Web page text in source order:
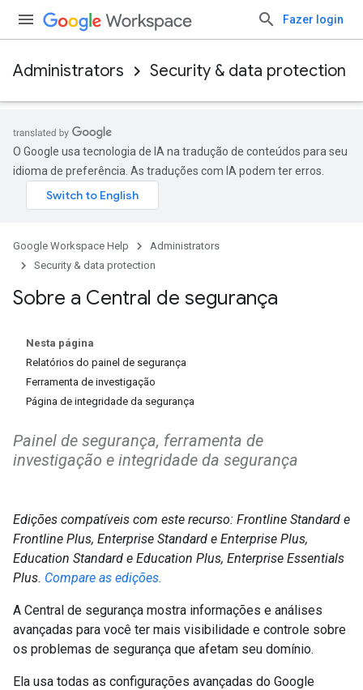
Fazer login
Administrators Security & data protection
O Google usa tecnologia de IA na tradução de conteúdos para seu
idioma de preferência. As traduções com IA podem ter erros.
Google Workspace Help
Administrators
Security & data protection
Sobre a Central de segurança
Nesta página
Relatórios do painel de segurança
Ferramenta de investigação
Página de integridade da segurança
Painel de segurança, ferramenta de
investigação e integridade da segurança
Edições compatíveis com este recurso: Frontline Standard e
Frontline Plus, Enterprise Standard e Enterprise Plus,
Education Standard e Education Plus, Enterprise Essentials
Plus. Compare as edições.
A Central de segurança mostra informações e análises
avançadas para você ter mais visibilidade e controle sobre
os problemas de segurança que afetam seu domínio.
Ela usa todas as configurações avançadas do Google